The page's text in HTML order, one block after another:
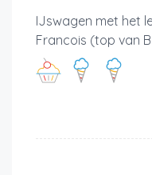
IJswagen met het
Francois (top van